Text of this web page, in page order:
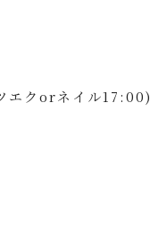
エクorネイル17:00)